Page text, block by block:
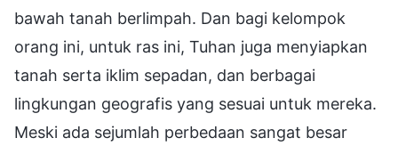
bawah tanah berlimpah. Dan bagi kelompok
orang ini, untuk ras ini, Tuhan juga menyiapkan
tanah serta iklim sepadan, dan berbagai
lingkungan geografis yang sesuai untuk mereka.
Meski ada sejumlah perbedaan sangat besar